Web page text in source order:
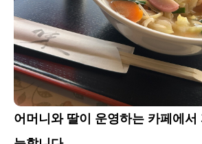
어머니와 딸이 운영하는 카페에서